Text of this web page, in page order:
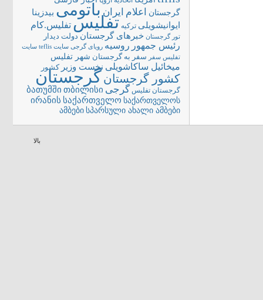
گرجستان
اعلام ایران باتومی بیدزینا
ایوانیشویلی ترکیه تفلیستفلیس.کام
تور گرجستان خبرهای گرجستان دولت دیدار
رئیس جمهور روسیه رویای گرجی سایت teflis
سایت
تفلیس سفر سفر به گرجستان شهر تفلیس
میخائیل ساکاشویلی نخست وزیر کشور
کشور گرجستانگرجستان
گرجستان تفلیس گرجی ბათუმში თბილისი
ირანის საქართველო საქართველოს
ამბები სპარსული ახალი ამბები
بالا